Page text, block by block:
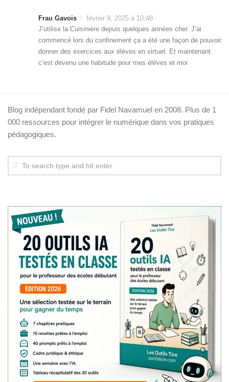
Frau Gavois
février 9, 2025 à 10:48
J’utilise la Cuisinière depuis quelques années cher. J’ai
commencé lors du confinement ça a été une façon de pouvoir
donner des exercices aux élèves en virtuel. Et maintenant
c’est devenu une habitude pour mes élèves et moi
Blog indépendant fondé par Fidel Navamuel en 2008. Plus de 1
000 ressources pour intégrer le numérique dans vos pratiques
pédagogiques.